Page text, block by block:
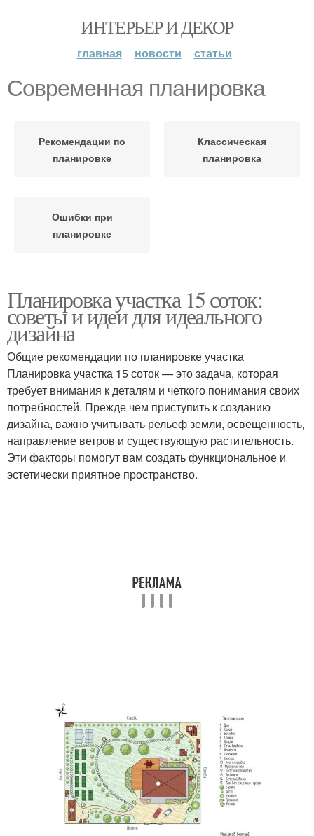
ИНТЕРЬЕР И ДЕКОР
главная новости статьи
Современная планировка
Рекомендации по
планировке
Классическая
планировка
Ошибки при
планировке
Планировка участка 15 соток:
советы и идеи для идеального
дизайна
Общие рекомендации по планировке участка
Планировка участка 15 соток — это задача, которая
требует внимания к деталям и четкого понимания своих
потребностей. Прежде чем приступить к созданию
дизайна, важно учитывать рельеф земли, освещенность,
направление ветров и существующую растительность.
Эти факторы помогут вам создать функциональное и
эстетически приятное пространство.